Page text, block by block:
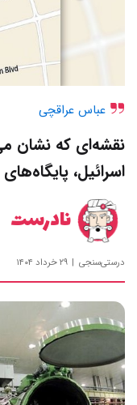
عباس عراقچی
نقشه‌ای که نشان
اسرائیل،
نادرست
درستی‌سنجی ۲۹ خرداد ۱۴۰۴